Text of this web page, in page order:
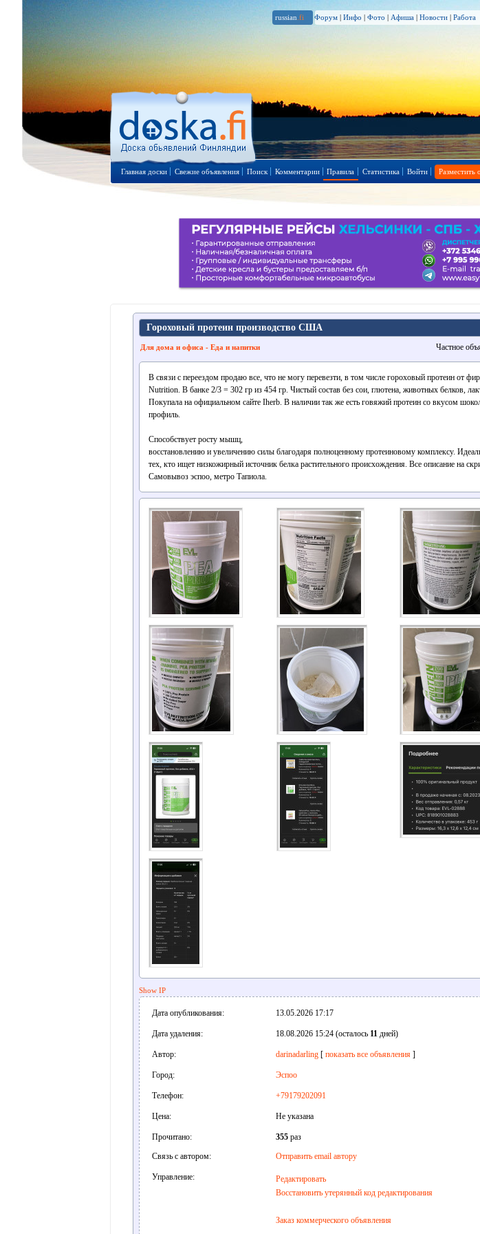
russian .fi Форум | Инфо | Фото | Афиша | Новости | Работа
Главная доски Свежие объявления Поиск Комментарии Правила Статистика Войти Разместить
Гороховый протеин производство США
Для дома и офиса - Еда и напитки Частное
В связи с переездом продаю все, что не могу перевезти, в том числе гороховый протеин от
Nutrition. В банке 2/3 = 302 гр из 454 гр. Чистый состав без сои, глютена, животных белков,
Покупала на официальном сайте Iherb. В наличии так же есть говяжий протеин со вкусом
профиль.
Способствует росту мышц,
восстановлению и увеличению силы благодаря полноценному протеиновому комплексу.
тех, кто ищет низкожирный источник белка растительного происхождения. Все описание на
Самовывоз эспоо, метро Тапиола.
Show IP
Дата опубликования: 13.05.2026 17:17
Дата удаления: 18.08.2026 15:24 (осталось 11дней)
Автор: darinadarling[ показать все объявления]
Город: Эспоо
Телефон: +79179202091
Цена: Не указана
Прочитано: 355раз
Связь с автором:
Отправить email автору
Управление:
Редактировать
Восстановить утерянный код редактирования
Заказ коммерческого объявления